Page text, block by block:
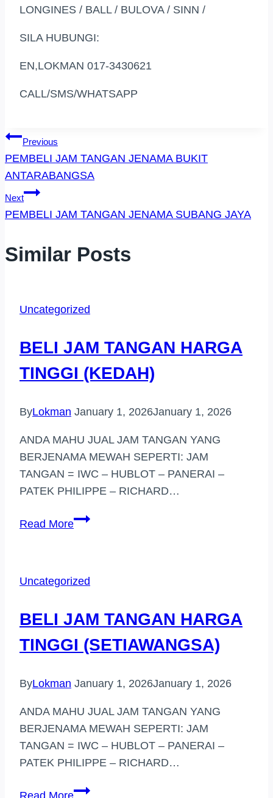
LONGINES / BALL / BULOVA / SINN /
SILA HUBUNGI:
EN,LOKMAN 017-3430621
CALL/SMS/WHATSAPP
Post
Navigation
Previous
PEMBELI JAM TANGAN JENAMA BUKIT
ANTARABANGSA
Next
PEMBELI JAM TANGAN JENAMA SUBANG JAYA
Similar Posts
Uncategorized
BELI JAM TANGAN HARGA
TINGGI (KEDAH)
ByLokman January 1, 2026January 1, 2026
ANDA MAHU JUAL JAM TANGAN YANG
BERJENAMA MEWAH SEPERTI: JAM
TANGAN = IWC – HUBLOT – PANERAI –
PATEK PHILIPPE – RICHARD…
Read MoreBELI
TINGGI
Uncategorized
BELI JAM TANGAN HARGA
TINGGI (SETIAWANGSA)
ByLokman January 1, 2026January 1, 2026
ANDA MAHU JUAL JAM TANGAN YANG
BERJENAMA MEWAH SEPERTI: JAM
TANGAN = IWC – HUBLOT – PANERAI –
PATEK PHILIPPE – RICHARD…
Read MoreBELI